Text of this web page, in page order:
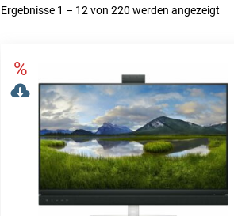
Ergebnisse 1 – 12 von 220 werden angezeigt